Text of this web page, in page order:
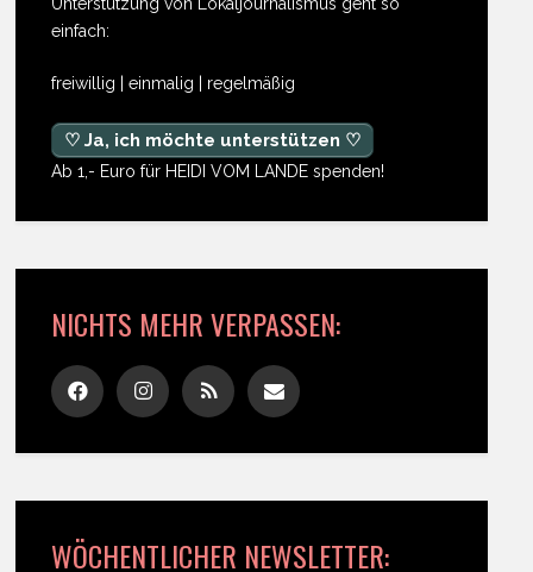
Unterstützung von Lokaljournalismus geht so
einfach:
freiwillig | einmalig | regelmäßig
♡ Ja, ich möchte unterstützen ♡
Ab 1,- Euro für HEIDI VOM LANDE spenden!
NICHTS MEHR VERPASSEN:
WÖCHENTLICHER NEWSLETTER: